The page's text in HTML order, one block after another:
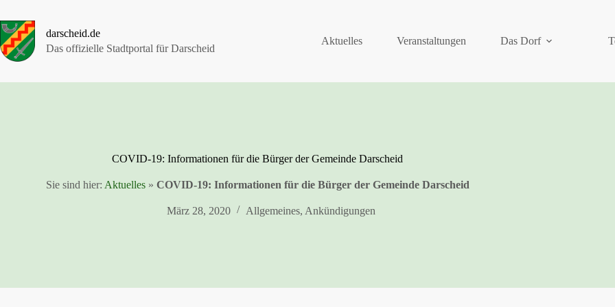
springen
darscheid.de
Das offizielle Stadtportal für Darscheid
Aktuelles Veranstaltungen Das Dorf
COVID-19: Informationen für die Bürger der Gemeinde Darscheid
Sie sind hier: Aktuelles» COVID-19: Informationen für die Bürger der Gemeinde Darscheid
März 28, 2020 Allgemeines, Ankündigungen